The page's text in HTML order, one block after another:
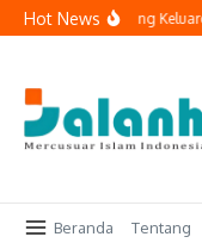
Lewati ke konten
Hot News
Masuk ke Ruang
Beranda Tentang